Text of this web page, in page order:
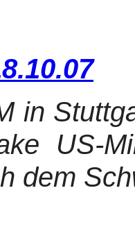
in
US-
dem